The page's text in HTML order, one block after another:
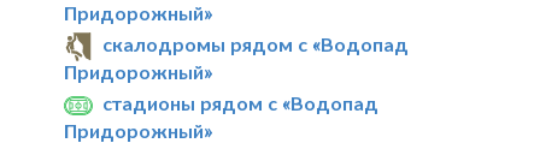
Придорожный»
скалодромы рядом с «Водопад
Придорожный»
стадионы рядом с «Водопад
Придорожный»